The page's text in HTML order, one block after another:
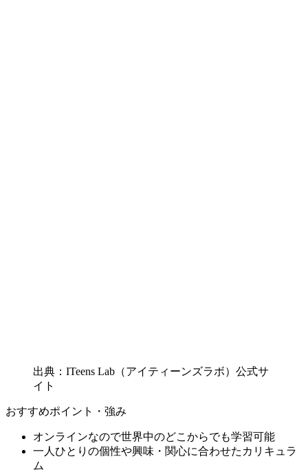
出典：ITeens Lab（アイティーンズラボ）公式サ
イト
おすすめポイント・強み
オンラインなので世界中のどこからでも学習可能
一人ひとりの個性や興味・関心に合わせたカリキュラ
ム